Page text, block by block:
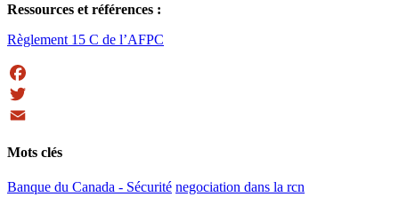
Ressources et références :
Règlement 15 C de l’AFPC
Facebook
Twitter
Mots clés
Banque du Canada - Sécurité negociation dans la rcn